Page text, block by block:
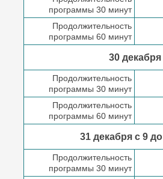
программы 30 минут
Продолжительность
программы 60 минут
30 декабря
Продолжительность
программы 30 минут
Продолжительность
программы 60 минут
31 декабря с 9 до
Продолжительность
программы 30 минут